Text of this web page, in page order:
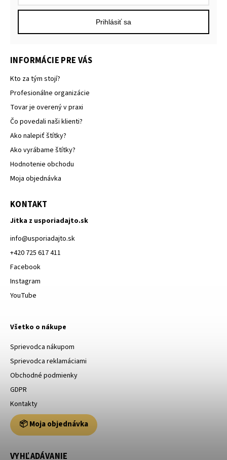
INFORMÁCIE PRE VÁS
Kto za tým stojí?
Profesionálne organizácie
Tovar je overený v praxi
Čo povedali naši klienti?
Ako nalepiť štítky?
Ako vyrábame štítky?
Hodnotenie obchodu
Moja objednávka
KONTAKT
Jitka z usporiadajto.sk
info@usporiadajto.sk
+420 725 617 411
Facebook
Instagram
YouTube
Všetko o nákupe
Sprievodca nákupom
Sprievodca reklamáciami
Obchodné podmienky
GDPR
Kontakty
📦 Moja objednávka
VYHĽADÁVANIE
Prihlásiť sa